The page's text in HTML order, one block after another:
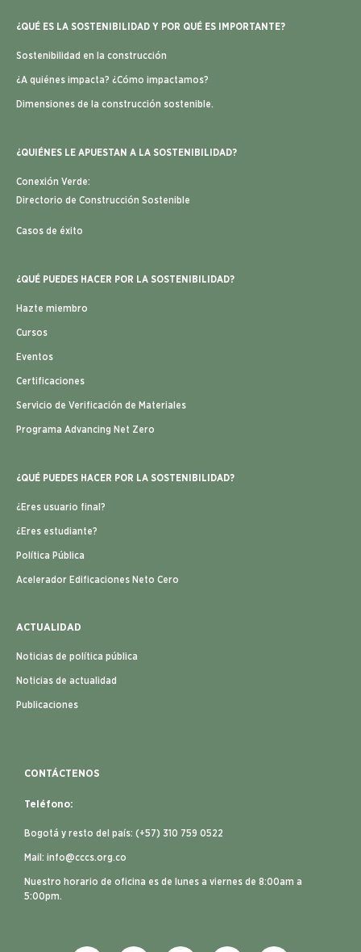
¿QUÉ ES LA SOSTENIBILIDAD Y POR QUÉ ES IMPORTANTE?
Sostenibilidad en la construcción
¿A quiénes impacta? ¿Cómo impactamos?
Dimensiones de la construcción sostenible.
¿QUIÉNES LE APUESTAN A LA SOSTENIBILIDAD?
Conexión Verde:
Directorio de Construcción Sostenible
Casos de éxito
¿QUÉ PUEDES HACER POR LA SOSTENIBILIDAD?
Hazte miembro
Cursos
Eventos
Certificaciones
Servicio de Verificación de Materiales
Programa Advancing Net Zero
¿QUÉ PUEDES HACER POR LA SOSTENIBILIDAD?
¿Eres usuario final?
¿Eres estudiante?
Política Pública
Acelerador Edificaciones Neto Cero
ACTUALIDAD
Noticias de política pública
Noticias de actualidad
Publicaciones
CONTÁCTENOS
Teléfono:
Bogotá y resto del país: (+57) 310 759 0522
Mail: info@cccs.org.co
Nuestro horario de oficina es de lunes a viernes de 8:00am a
5:00pm.